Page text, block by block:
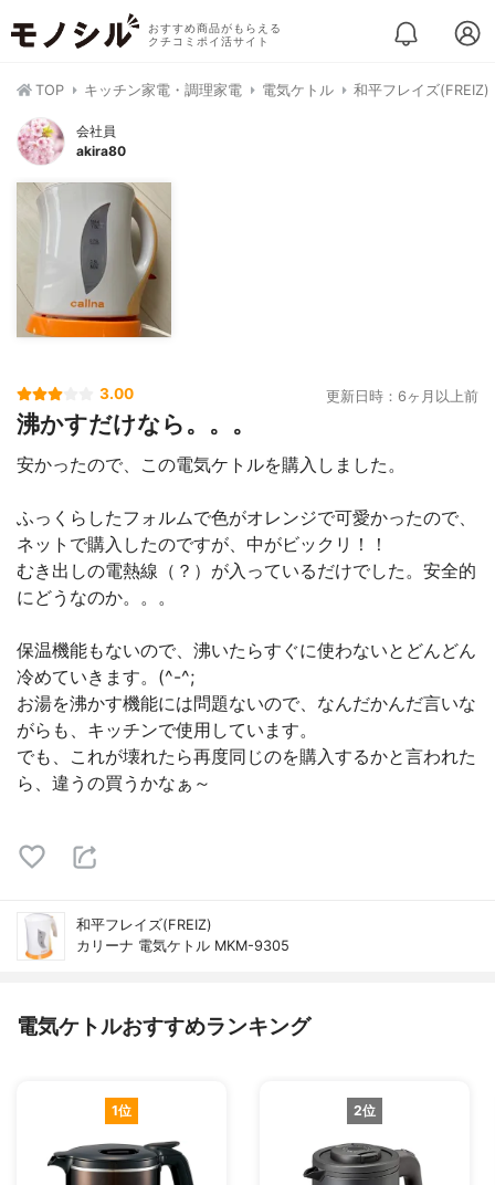
おすすめ商品がもらえる
クチコミポイ活サイト
TOP キッチン家電・調理家電 電気ケトル 和平フレイズ
会社員
akira80
3.00 更新日時：6ヶ月以上前
沸かすだけなら。。。
安かったので、この電気ケトルを購入しました。
ふっくらしたフォルムで色がオレンジで可愛かったので、
ネットで購入したのですが、中がビックリ！！
むき出しの電熱線（？）が入っているだけでした。安全的
にどうなのか。。。
保温機能もないので、沸いたらすぐに使わないとどんどん
冷めていきます。(^-^;
お湯を沸かす機能には問題ないので、なんだかんだ言いな
がらも、キッチンで使用しています。
でも、これが壊れたら再度同じのを購入するかと言われた
ら、違うの買うかなぁ～
和平フレイズ(FREIZ)
カリーナ 電気ケトル MKM-9305
電気ケトルおすすめランキング
1位 2位